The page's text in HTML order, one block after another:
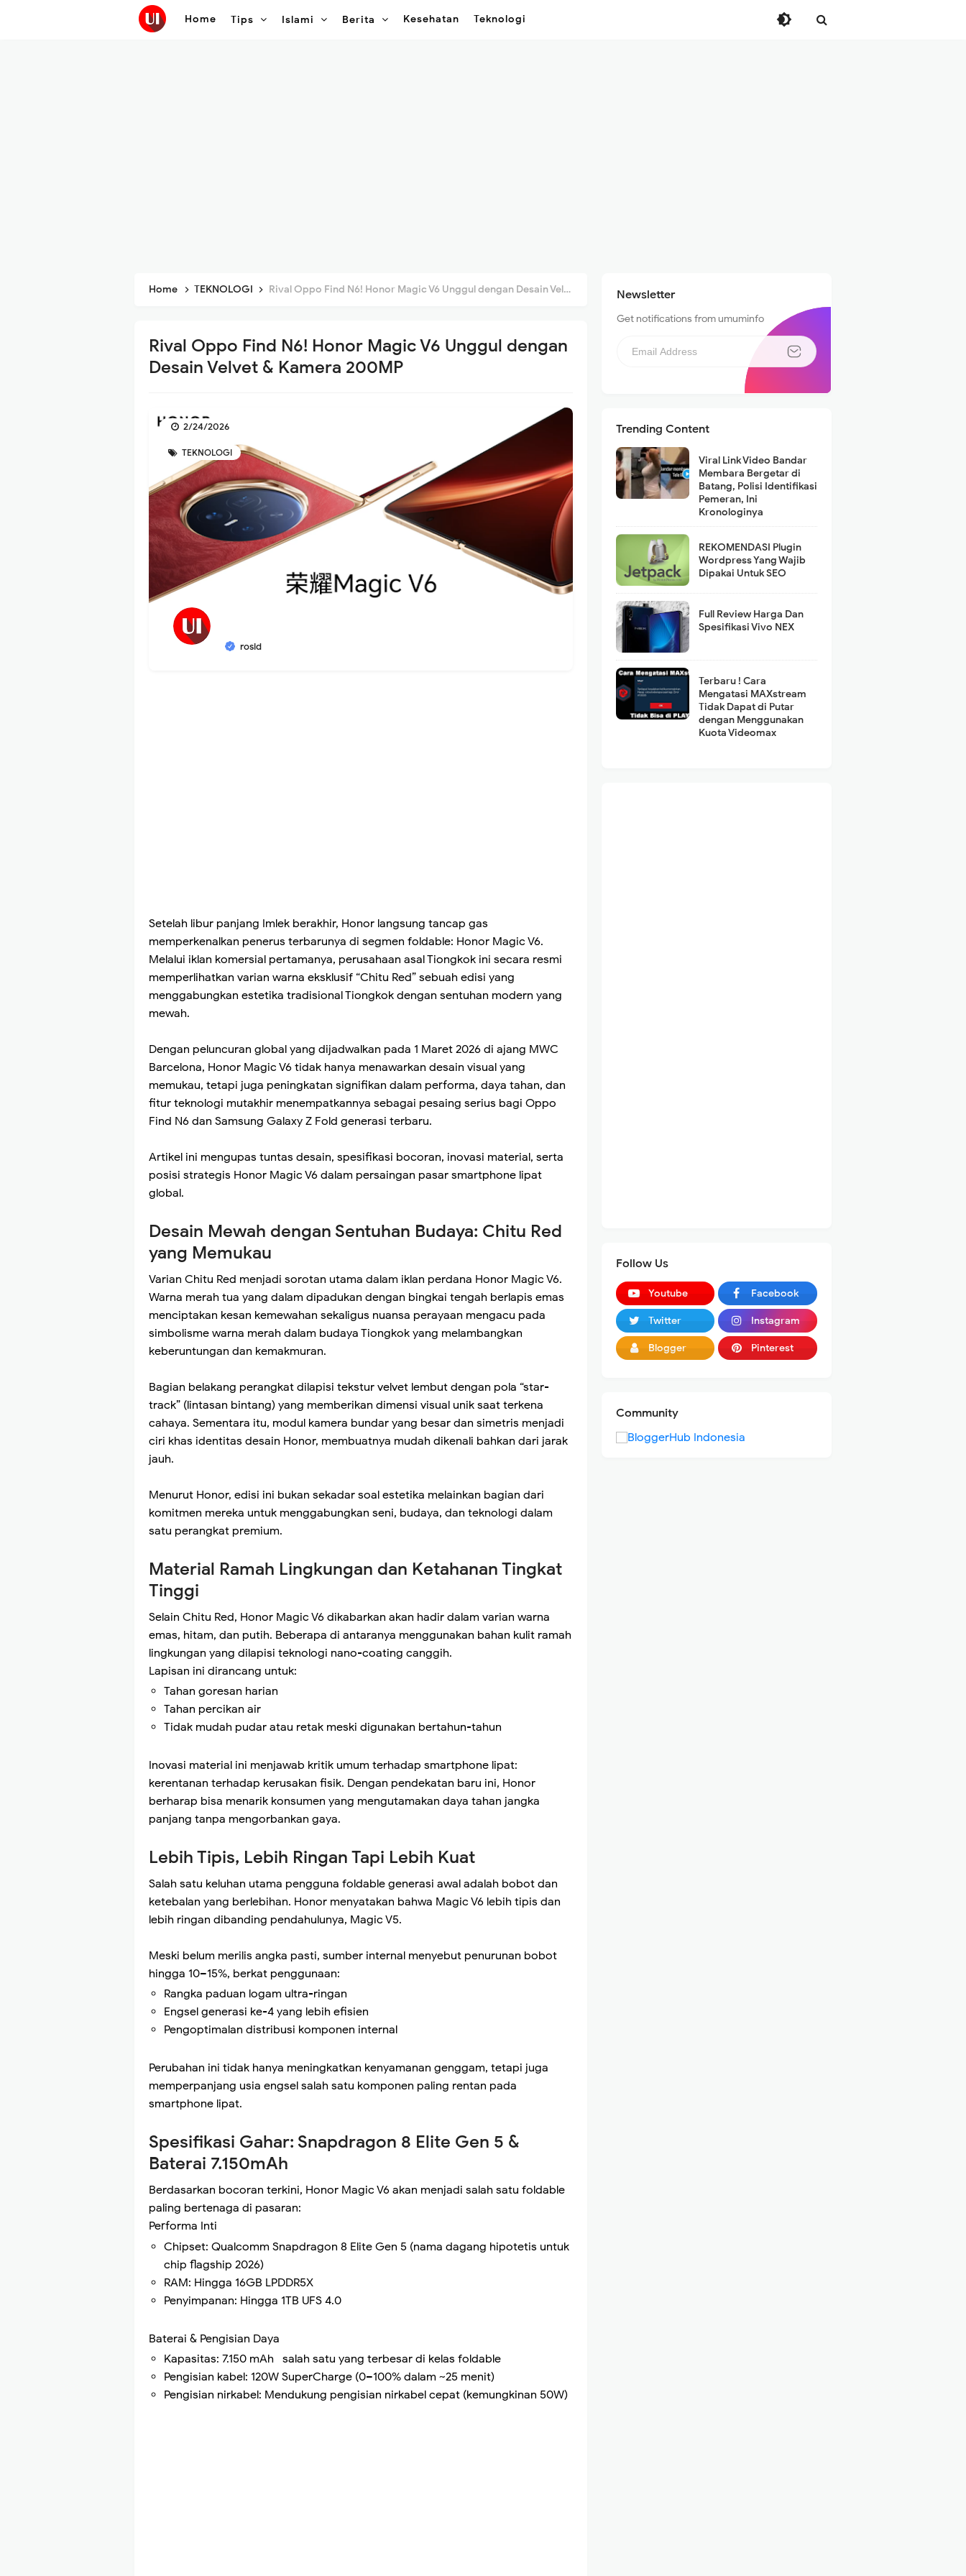
Home Tips Islami Berita Kesehatan Teknologi
Home TEKNOLOGI Rival Oppo Find N6! Honor Magic V6 Unggul dengan Desain Velvet & Kamera 200MP
Rival Oppo Find N6! Honor Magic V6 Unggul dengan
Desain Velvet & Kamera 200MP
TEKNOLOGI
rosid
2/24/2026
Setelah libur panjang Imlek berakhir, Honor langsung tancap gas
memperkenalkan penerus terbarunya di segmen foldable: Honor Magic V6.
Melalui iklan komersial pertamanya, perusahaan asal Tiongkok ini secara resmi
memperlihatkan varian warna eksklusif “Chitu Red” sebuah edisi yang
menggabungkan estetika tradisional Tiongkok dengan sentuhan modern yang
mewah.
Dengan peluncuran global yang dijadwalkan pada 1 Maret 2026 di ajang MWC
Barcelona, Honor Magic V6 tidak hanya menawarkan desain visual yang
memukau, tetapi juga peningkatan signifikan dalam performa, daya tahan, dan
fitur teknologi mutakhir menempatkannya sebagai pesaing serius bagi Oppo
Find N6 dan Samsung Galaxy Z Fold generasi terbaru.
Artikel ini mengupas tuntas desain, spesifikasi bocoran, inovasi material, serta
posisi strategis Honor Magic V6 dalam persaingan pasar smartphone lipat
global.
Desain Mewah dengan Sentuhan Budaya: Chitu Red
yang Memukau
Varian Chitu Red menjadi sorotan utama dalam iklan perdana Honor Magic V6.
Warna merah tua yang dalam dipadukan dengan bingkai tengah berlapis emas
menciptakan kesan kemewahan sekaligus nuansa perayaan mengacu pada
simbolisme warna merah dalam budaya Tiongkok yang melambangkan
keberuntungan dan kemakmuran.
Bagian belakang perangkat dilapisi tekstur velvet lembut dengan pola “star-
track” (lintasan bintang) yang memberikan dimensi visual unik saat terkena
cahaya. Sementara itu, modul kamera bundar yang besar dan simetris menjadi
ciri khas identitas desain Honor, membuatnya mudah dikenali bahkan dari jarak
jauh.
Menurut Honor, edisi ini bukan sekadar soal estetika melainkan bagian dari
komitmen mereka untuk menggabungkan seni, budaya, dan teknologi dalam
satu perangkat premium.
Material Ramah Lingkungan dan Ketahanan Tingkat
Tinggi
Selain Chitu Red, Honor Magic V6 dikabarkan akan hadir dalam varian warna
emas, hitam, dan putih. Beberapa di antaranya menggunakan bahan kulit ramah
lingkungan yang dilapisi teknologi nano-coating canggih.
Lapisan ini dirancang untuk:
Tahan goresan harian
Tahan percikan air
Tidak mudah pudar atau retak meski digunakan bertahun-tahun
Inovasi material ini menjawab kritik umum terhadap smartphone lipat:
kerentanan terhadap kerusakan fisik. Dengan pendekatan baru ini, Honor
berharap bisa menarik konsumen yang mengutamakan daya tahan jangka
panjang tanpa mengorbankan gaya.
Lebih Tipis, Lebih Ringan Tapi Lebih Kuat
Salah satu keluhan utama pengguna foldable generasi awal adalah bobot dan
ketebalan yang berlebihan. Honor menyatakan bahwa Magic V6 lebih tipis dan
lebih ringan dibanding pendahulunya, Magic V5.
Meski belum merilis angka pasti, sumber internal menyebut penurunan bobot
hingga 10–15%, berkat penggunaan:
Rangka paduan logam ultra-ringan
Engsel generasi ke-4 yang lebih efisien
Pengoptimalan distribusi komponen internal
Perubahan ini tidak hanya meningkatkan kenyamanan genggam, tetapi juga
memperpanjang usia engsel salah satu komponen paling rentan pada
smartphone lipat.
Spesifikasi Gahar: Snapdragon 8 Elite Gen 5 &
Baterai 7.150mAh
Berdasarkan bocoran terkini, Honor Magic V6 akan menjadi salah satu foldable
paling bertenaga di pasaran:
Performa Inti
Chipset: Qualcomm Snapdragon 8 Elite Gen 5 (nama dagang hipotetis untuk
chip flagship 2026)
RAM: Hingga 16GB LPDDR5X
Penyimpanan: Hingga 1TB UFS 4.0
Baterai & Pengisian Daya
Kapasitas: 7.150 mAh salah satu yang terbesar di kelas foldable
Pengisian kabel: 120W SuperCharge (0–100% dalam ~25 menit)
Pengisian nirkabel: Mendukung pengisian nirkabel cepat (kemungkinan 50W)
Newsletter
Get notifications from umuminfo
Trending Content
Viral Link Video Bandar
Membara Bergetar di
Batang, Polisi Identifikasi
Pemeran, Ini
Kronologinya
REKOMENDASI Plugin
Wordpress Yang Wajib
Dipakai Untuk SEO
Full Review Harga Dan
Spesifikasi Vivo NEX
Terbaru ! Cara
Mengatasi MAXstream
Tidak Dapat di Putar
dengan Menggunakan
Kuota Videomax
Follow Us
Youtube Facebook
Twitter Instagram
Blogger Pinterest
Community